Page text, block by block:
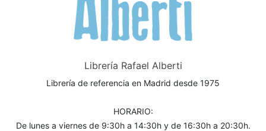
Librería Rafael Alberti
Librería de referencia en Madrid desde 1975
HORARIO:
De lunes a viernes de 9:30h a 14:30h y de 16:30h a 20:30h.